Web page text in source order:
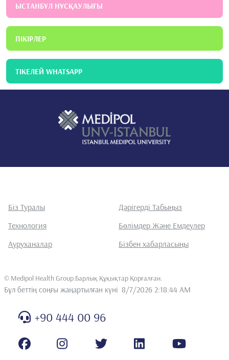
ЫСТАНБҰЛ НҰСҚАУЛЫҒЫ
ПІКІРЛЕР
ТІКЕЛЕЙ WHATSAPP
Біз Туралы
Дәрігерді Табыңыз
Технология
Бөлімдер Және Емдеулер
Ауруханалар
Бізбен хабарласыңы
© Medipol Health Group.Барлық Құқықтар Қорғалған.
Бұл беттің соңғы жаңартылған күні 8/7/2026 2:18:44 AM
+90 444 00 96